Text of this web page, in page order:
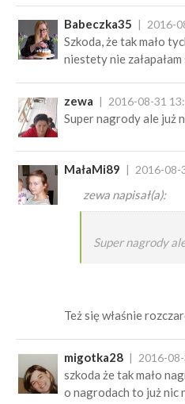
Babeczka35 2016-
Szkoda, że tak mało
niestety nie załapałam
zewa 2016-08-31
Super nagrody ale już
MałaMi89 2016-08-
zewa napisał(a):
Super nagrody
Też się właśnie
migotka28 2016-
szkoda że tak mało
o nagrodach to już nic